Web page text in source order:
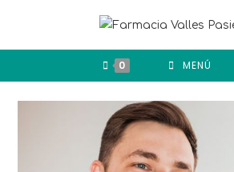
0 MENÚ